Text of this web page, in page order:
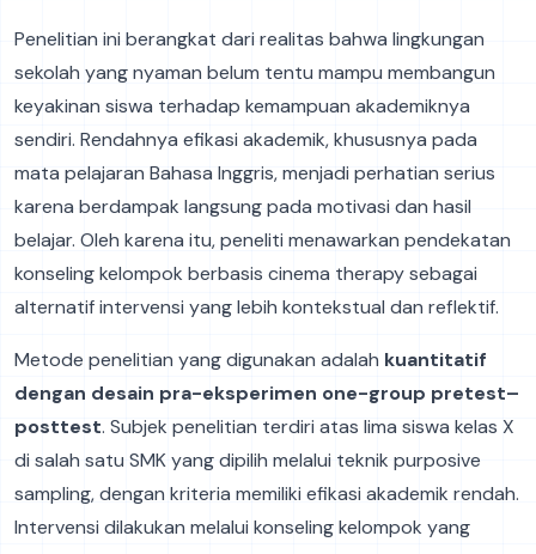
Penelitian ini berangkat dari realitas bahwa lingkungan
sekolah yang nyaman belum tentu mampu membangun
keyakinan siswa terhadap kemampuan akademiknya
sendiri. Rendahnya efikasi akademik, khususnya pada
mata pelajaran Bahasa Inggris, menjadi perhatian serius
karena berdampak langsung pada motivasi dan hasil
belajar. Oleh karena itu, peneliti menawarkan pendekatan
konseling kelompok berbasis cinema therapy sebagai
alternatif intervensi yang lebih kontekstual dan reflektif.
Metode penelitian yang digunakan adalah kuantitatif
dengan desain pra-eksperimen one-group pretest–
posttest. Subjek penelitian terdiri atas lima siswa kelas X
di salah satu SMK yang dipilih melalui teknik purposive
sampling, dengan kriteria memiliki efikasi akademik rendah.
Intervensi dilakukan melalui konseling kelompok yang